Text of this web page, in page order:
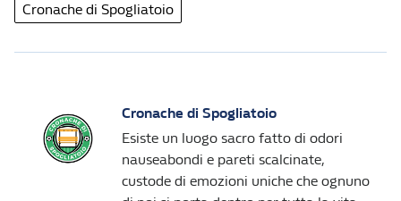
Cronache di Spogliatoio
Cronache di Spogliatoio
Esiste un luogo sacro fatto di odori
nauseabondi e pareti scalcinate,
custode di emozioni uniche che ognuno